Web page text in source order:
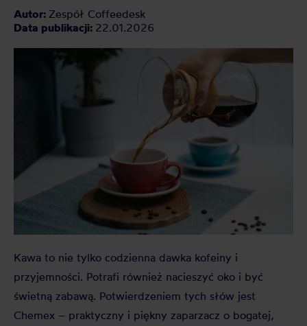
Autor: Zespół Coffeedesk
Data publikacji: 22.01.2026
Kawa to nie tylko codzienna dawka kofeiny i
przyjemności. Potrafi również nacieszyć oko i być
świetną zabawą. Potwierdzeniem tych słów jest
Chemex – praktyczny i piękny zaparzacz o bogatej,